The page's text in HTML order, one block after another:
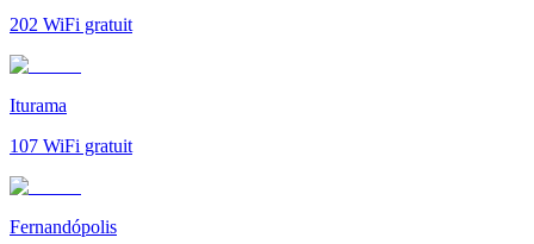
202 WiFi gratuit
Iturama
107 WiFi gratuit
Fernandópolis